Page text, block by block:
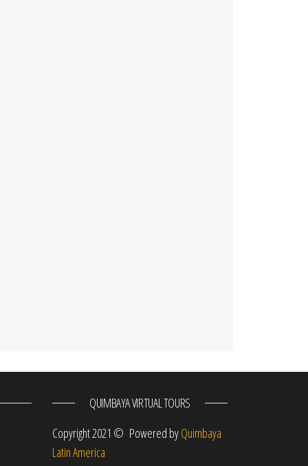
QUIMBAYA VIRTUAL TOURS
Copyright 2021 © Powered byQuimbaya
Latin America